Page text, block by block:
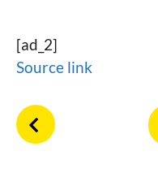
[ad_2]
Source link
P
o